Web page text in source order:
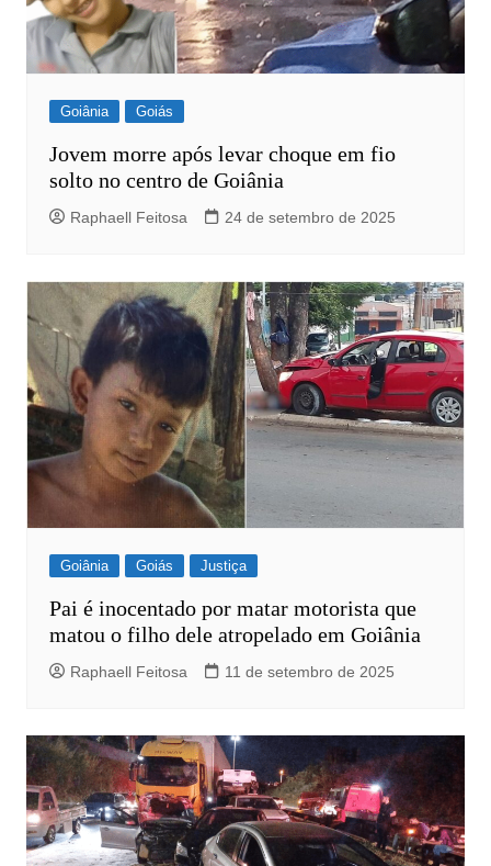
Goiânia Goiás
Jovem morre após levar choque em fio
solto no centro de Goiânia
Raphaell Feitosa 24 de setembro de 2025
Goiânia Goiás Justiça
Pai é inocentado por matar motorista que
matou o filho dele atropelado em Goiânia
Raphaell Feitosa 11 de setembro de 2025